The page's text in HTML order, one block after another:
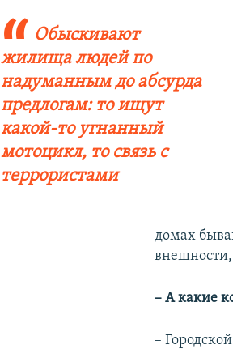
Обыскивают
жилища людей по
надуманным до абсурда
предлогам: то ищут
какой-то угнанный
мотоцикл, то связь с
террористами​
домах
внешности,
– А какие
–